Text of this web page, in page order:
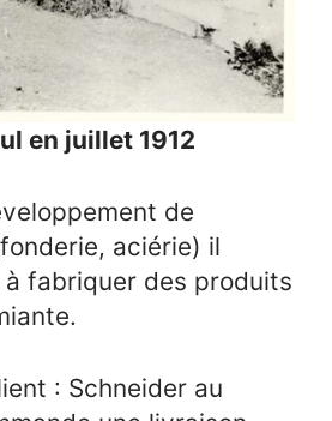
en juillet 1912
de
aciérie) il
à fabriquer des produits
: Schneider au